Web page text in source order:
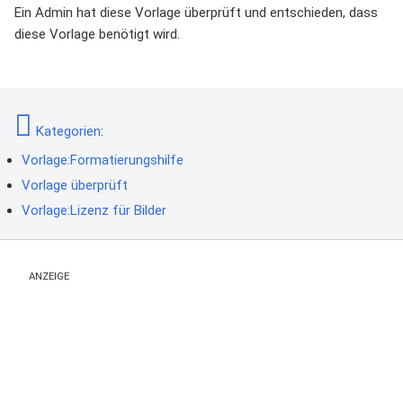
Ein Admin hat diese Vorlage überprüft und entschieden, dass
diese Vorlage benötigt wird.
Kategorien:
Vorlage:Formatierungshilfe
Vorlage überprüft
Vorlage:Lizenz für Bilder
ANZEIGE